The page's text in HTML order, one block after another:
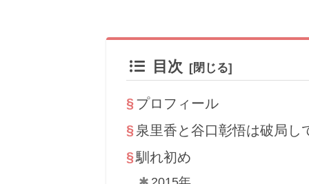
目次
プロフィール
泉里香と谷口彰悟は破局し
馴れ初め